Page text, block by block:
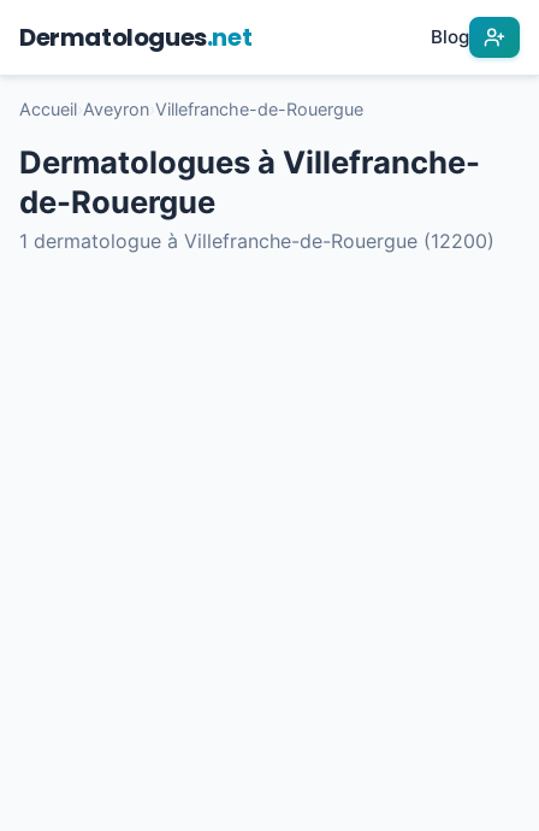
Dermatologues.net Blog
Accueil Aveyron Villefranche-de-Rouergue
Dermatologues à Villefranche-
de-Rouergue
1 dermatologue à Villefranche-de-Rouergue (12200)